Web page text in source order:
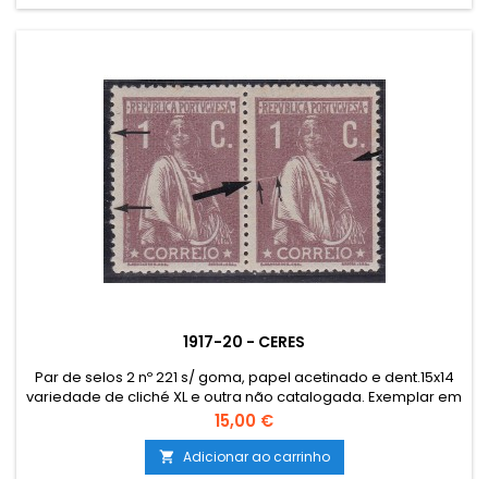
1917-20 - CERES
Par de selos 2 nº 221 s/ goma, papel acetinado e dent.15x14
variedade de cliché XL e outra não catalogada. Exemplar em
boas condições.
Preço
15,00 €
 Adicionar ao carrinho